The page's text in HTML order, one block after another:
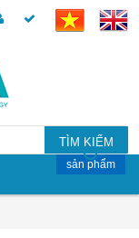
TÌM KIẾM
sản phẩm